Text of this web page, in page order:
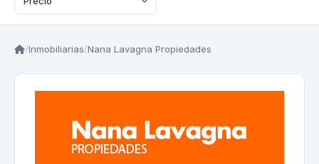
/Inmobiliarias/Nana Lavagna Propiedades